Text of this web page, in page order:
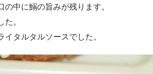
の中に鰯の旨みが残ります。
た。
イタルタルソースでした。